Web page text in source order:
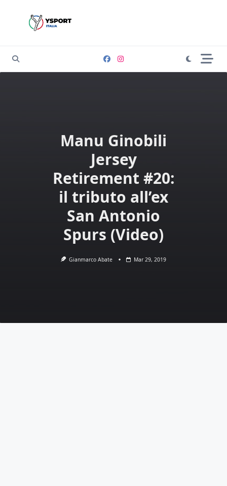
Manu Ginobili
Jersey
Retirement #20:
il tributo all’ex
San Antonio
Spurs (Video)
Gianmarco Abate Mar 29, 2019